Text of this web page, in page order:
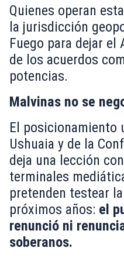
Quienes operan
la jurisdicción
Fuego para dejar el
de los acuerdos
potencias.
Malvinas no se
El posicionamiento
Ushuaia y de la
deja una lección
terminales
pretenden testear
próximos años: el
renunció ni
soberanos.